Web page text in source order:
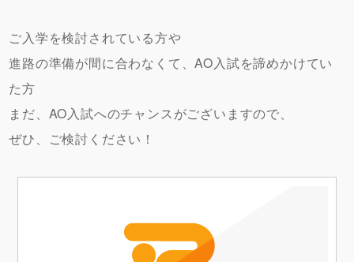
ご入学を検討されている方や
進路の準備が間に合わなくて、AO入試を諦めかけてい
た方
まだ、AO入試へのチャンスがございますので、
ぜひ、ご検討ください！